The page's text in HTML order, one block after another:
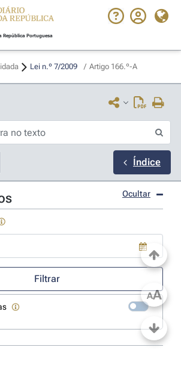
República Portuguesa
Lei n.º 7/2009 / Artigo 166.º-A
Índice
Ocultar
para baixo para abrir o calendário; Use as
Filtrar
AA